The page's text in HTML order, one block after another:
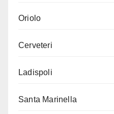
Oriolo
Cerveteri
Ladispoli
Santa Marinella